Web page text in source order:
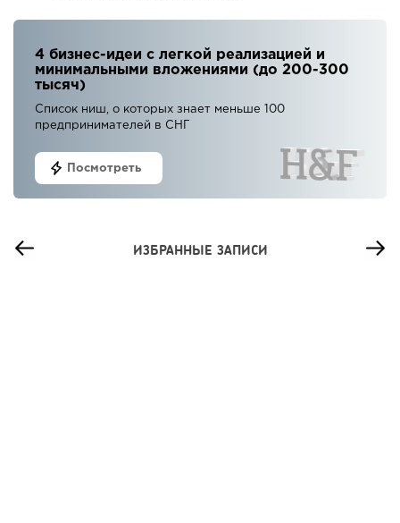
4 бизнес-идеи с легкой реализацией и
минимальными вложениями (до 200-300
тысяч)
Список ниш, о которых знает меньше 100
предпринимателей в СНГ
Посмотреть
ИЗБРАННЫЕ ЗАПИСИ